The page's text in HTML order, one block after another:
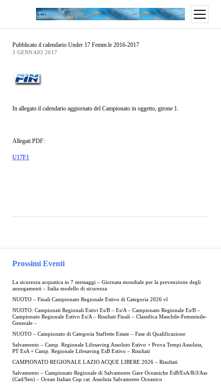
Prossimi Eventi
La sicurezza acquatica in 7 messaggi – Giornata mondiale per la prevenzione degli
annegamenti – Italia modello di sicurezza
NUOTO – Finali Campionato Regionale Estivo di Categoria 2026 vl
NUOTO: Campionati Regionali Estivi Es/B – Es/A – Campionato Regionale Es/B –
Campionato Regionale Estivo Es/A – Risultati Finali – Classifica Maschile-Femminile-
Generale –
NUOTO – Campionato di Categoria Staffette Estate – Fase di Qualificazione
Salvamento – Camp. Regionale Lifesaving Assoluto Estivo + Prova Tempi Assoluta,
PT EsA + Camp. Regionale Lifesaving EsB Estivo – Risultati
CAMPIONATO REGIONALE LAZIO ACQUE LIBERE 2026 – Risultati
Salvamento – Campionato Regionale di Salvamento Gare Oceaniche EsB/EsA/R/J/Ass
(Cad/Sen) – Ocean Italian Cup cat. Assoluta Salvamento Oceanico
Pubblicato il calendario Under 17 Femm.le 2016-2017
3 GENNAIO 2017
In allegato il calendario aggiornato del Campionato in oggetto, girone 1.
Allegati PDF:
U17F1